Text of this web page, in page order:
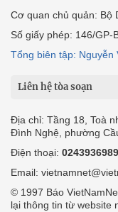
Cơ quan chủ quản: Bộ
Số giấy phép: 146/GP-
Tổng biên tập: Nguyễn
Liên hệ tòa soạn
Địa chỉ: Tầng 18, Toà
Đình Nghệ, phường
Điện thoại:
Email:
© 1997 Báo
lại thông tin từ website